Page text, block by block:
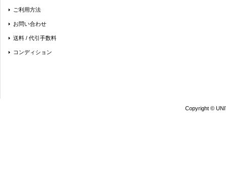
ご利用方法
お問い合わせ
送料 / 代引手数料
コンディション
Copyright ©